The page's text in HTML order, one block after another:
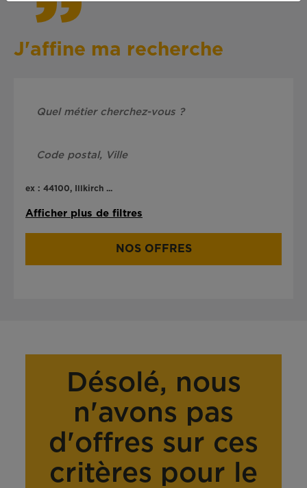
J'affine ma recherche
ex : 44100, Illkirch ...
Afficher plus de filtres
NOS OFFRES
Désolé, nous
n'avons pas
d'offres sur ces
critères pour le